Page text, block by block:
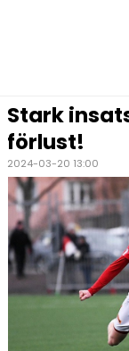
EN DAG PÅ AKADEMIN
NIU/LIU GYMNASIET
FOTBOLLSPROFIL
MÅ BRA COACH
VÄRDEGRUND
Stark
förlust!
2024-03-20 13:00